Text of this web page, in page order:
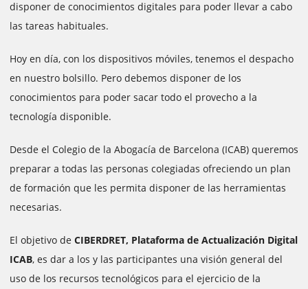
disponer de conocimientos digitales para poder llevar a cabo
las tareas habituales.
Hoy en día, con los dispositivos móviles, tenemos el despacho
en nuestro bolsillo. Pero debemos disponer de los
conocimientos para poder sacar todo el provecho a la
tecnología disponible.
Desde el Colegio de la Abogacía de Barcelona (ICAB) queremos
preparar a todas las personas colegiadas ofreciendo un plan
de formación que les permita disponer de las herramientas
necesarias.
El objetivo de CIBERDRET, Plataforma de Actualización Digital
ICAB, es dar a los y las participantes una visión general del
uso de los recursos tecnológicos para el ejercicio de la